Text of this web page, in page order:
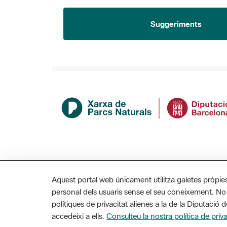
MAPA WEB AVÍS LEGAL
Aquest portal web únicament utilitza galetes
personal dels usuaris sense el seu coneixement.
polítiques de privacitat alienes a la de la Diputació
accedeixi a ells. Consulteu la nostra política de